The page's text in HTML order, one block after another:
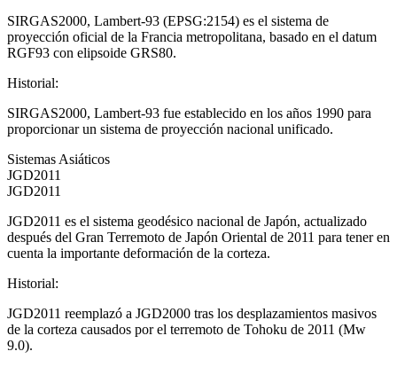
SIRGAS2000, Lambert-93 (EPSG:2154) es el sistema de
proyección oficial de la Francia metropolitana, basado en el datum
RGF93 con elipsoide GRS80.
Historial:
SIRGAS2000, Lambert-93 fue establecido en los años 1990 para
proporcionar un sistema de proyección nacional unificado.
Sistemas Asiáticos
JGD2011
JGD2011
JGD2011 es el sistema geodésico nacional de Japón, actualizado
después del Gran Terremoto de Japón Oriental de 2011 para tener en
cuenta la importante deformación de la corteza.
Historial:
JGD2011 reemplazó a JGD2000 tras los desplazamientos masivos
de la corteza causados por el terremoto de Tohoku de 2011 (Mw
9.0).